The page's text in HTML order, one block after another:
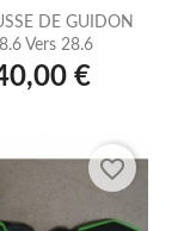
DE GUIDON
Vers 28.6
€
favorite_border